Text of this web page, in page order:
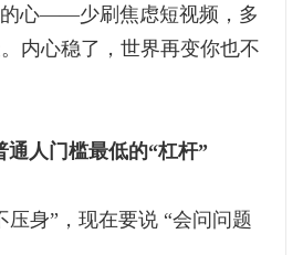
的心——少刷焦虑短视频，多
内心稳了，世界再变你也不
人门槛最低的“杠杆”
压身”，现在要说 “会问问题